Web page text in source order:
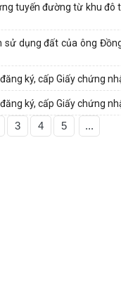
tuyến đường từ khu đô
dụng đất của ông
ký, cấp Giấy chứng
ký, cấp Giấy chứng
3 4 5 ...